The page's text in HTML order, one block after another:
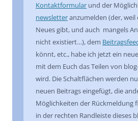
Kontaktformular und der
newsletteranzumelden (der, weil
Neues gibt, und auch mangels
nicht existiert…), dem
könnt, etc., habe ich jetzt ein
mit dem Euch das Teilen von
wird. Die Schaltflächen werden
neuen Beitrags eingefügt, die
Möglichkeiten der Rückmeldung
in der rechten Randleiste dieses